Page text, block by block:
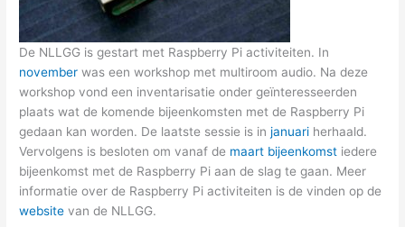
De NLLGG is gestart met Raspberry Pi activiteiten. In
november was een workshop met multiroom audio. Na deze
workshop vond een inventarisatie onder geïnteresseerden
plaats wat de komende bijeenkomsten met de Raspberry Pi
gedaan kan worden. De laatste sessie is injanuari herhaald.
Vervolgens is besloten om vanaf de maart bijeenkomst iedere
bijeenkomst met de Raspberry Pi aan de slag te gaan. Meer
informatie over de Raspberry Pi activiteiten is de vinden op de
website van de NLLGG.